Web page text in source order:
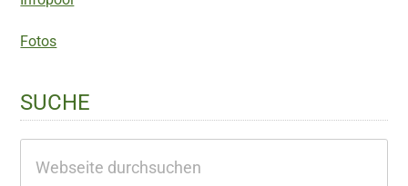
Fotos
SUCHE
durchsuchen